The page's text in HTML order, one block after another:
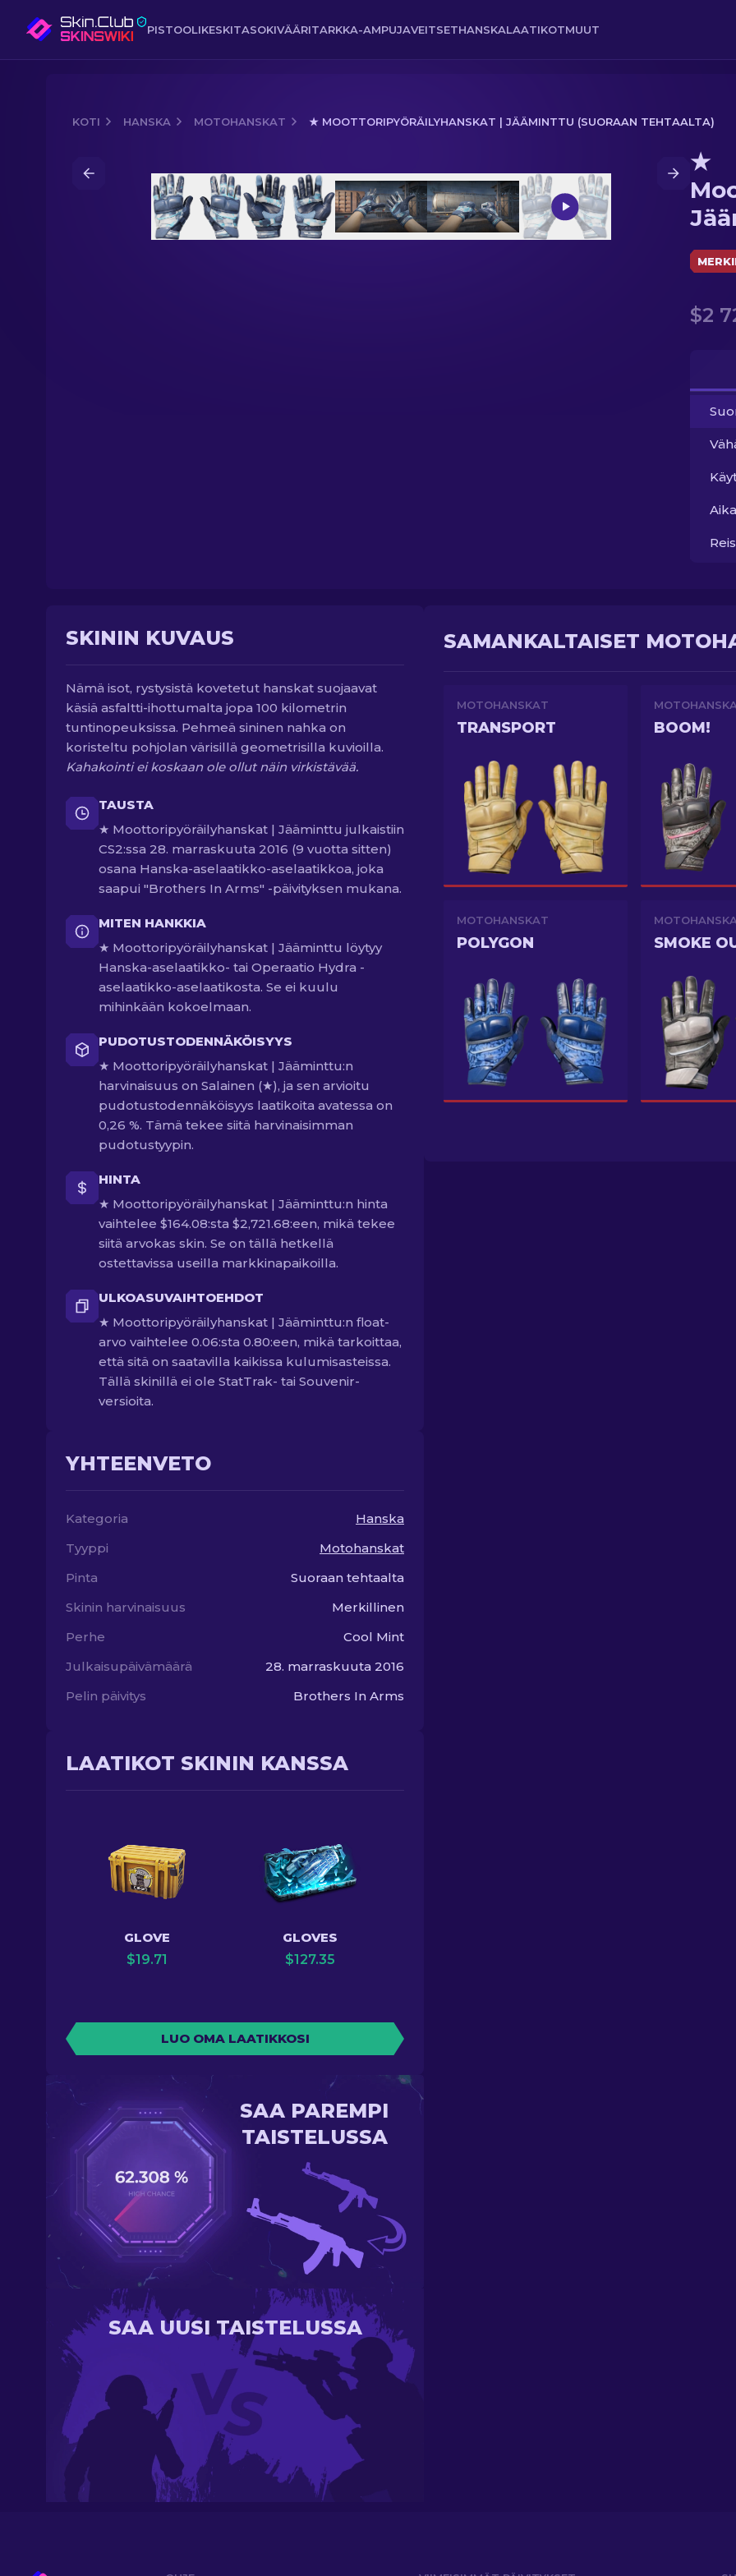
PISTOOLIKESKITASOKIVÄÄRITARKKA-AMPUJAVEITSETHANSKALAATIKOTMUUT
KOTI HANSKA MOTOHANSKAT ★ MOOTTORIPYÖRÄILYHANSKAT | JÄÄMINTTU (SUORAAN TEHTAALTA)
Media of ★ Moottoripyöräilyhanskat | Jääminttu (Suoraan tehtaalta)
★
$2
SKININ KUVAUS
Nämä isot, rystysistä kovetetut hanskat suojaavat
käsiä asfaltti-ihottumalta jopa 100 kilometrin
tuntinopeuksissa. Pehmeä sininen nahka on
koristeltu pohjolan värisillä geometrisilla kuvioilla.
Kahakointi ei koskaan ole ollut näin virkistävää.
TAUSTA
★ Moottoripyöräilyhanskat | Jääminttu julkaistiin
CS2:ssa 28. marraskuuta 2016 (9 vuotta sitten)
osana Hanska-aselaatikko-aselaatikkoa, joka
saapui "Brothers In Arms" -päivityksen mukana.
MITEN HANKKIA
★ Moottoripyöräilyhanskat | Jääminttu löytyy
Hanska-aselaatikko- tai Operaatio Hydra -
aselaatikko-aselaatikosta. Se ei kuulu
mihinkään kokoelmaan.
PUDOTUSTODENNÄKÖISYYS
★ Moottoripyöräilyhanskat | Jääminttu:n
harvinaisuus on Salainen (★), ja sen arvioitu
pudotustodennäköisyys laatikoita avatessa on
0,26 %. Tämä tekee siitä harvinaisimman
pudotustyypin.
HINTA
★ Moottoripyöräilyhanskat | Jääminttu:n hinta
vaihtelee $164.08:sta $2,721.68:een, mikä tekee
siitä arvokas skin. Se on tällä hetkellä
ostettavissa useilla markkinapaikoilla.
ULKOASUVAIHTOEHDOT
★ Moottoripyöräilyhanskat | Jääminttu:n float-
arvo vaihtelee 0.06:sta 0.80:een, mikä tarkoittaa,
että sitä on saatavilla kaikissa kulumisasteissa.
Tällä skinillä ei ole StatTrak- tai Souvenir-
versioita.
YHTEENVETO
Kategoria
Hanska
Tyyppi
Motohanskat
Pinta
Suoraan tehtaalta
Skinin harvinaisuus
Merkillinen
Perhe
Cool Mint
Julkaisupäivämäärä
28. marraskuuta 2016
Pelin päivitys
Brothers In Arms
LAATIKOT SKININ KANSSA
GLOVE
$19.71
GLOVES
$127.35
LUO OMA LAATIKKOSI
SAA PAREMPI
TAISTELUSSA
SAA UUSI TAISTELUSSA
SAMANKALTAISET
MOTOHANSKAT
TRANSPORT BOOM!
MOTOHANSKAT
POLYGON SMOKE